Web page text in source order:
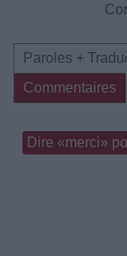
Paroles +
Commentaires
Dire «merci»